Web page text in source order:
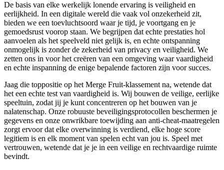
De basis van elke werkelijk lonende ervaring is veiligheid en
eerlijkheid. In een digitale wereld die vaak vol onzekerheid zit,
bieden we een toevluchtsoord waar je tijd, je voortgang en je
gemoedsrust voorop staan. We begrijpen dat echte prestaties hol
aanvoelen als het speelveld niet gelijk is, en echte ontspanning
onmogelijk is zonder de zekerheid van privacy en veiligheid. We
zetten ons in voor het creëren van een omgeving waar vaardigheid
en echte inspanning de enige bepalende factoren zijn voor succes.
Jaag die toppositie op het Merge Fruit-klassement na, wetende dat
het een echte test van vaardigheid is. Wij bouwen de veilige, eerlijke
speeltuin, zodat jij je kunt concentreren op het bouwen van je
nalatenschap. Onze robuuste beveiligingsprotocollen beschermen je
gegevens en onze onwrikbare toewijding aan anti-cheat-maatregelen
zorgt ervoor dat elke overwinning is verdiend, elke hoge score
legitiem is en elk moment van spelen echt van jou is. Speel met
vertrouwen, wetende dat je je in een veilige en rechtvaardige ruimte
bevindt.